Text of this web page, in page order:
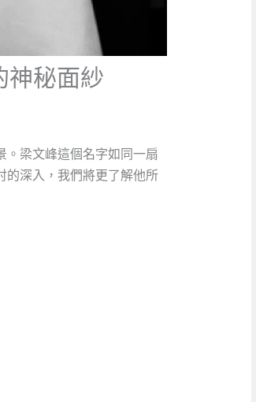
神秘面紗
。梁文峰這個名字如同一扇
的深入，我們將更了解他所